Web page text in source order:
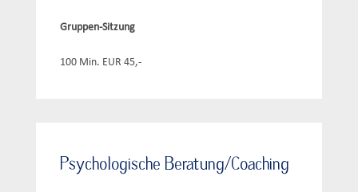
Gruppen-Sitzung
100 Min. EUR 45,-
Psychologische Beratung/Coaching